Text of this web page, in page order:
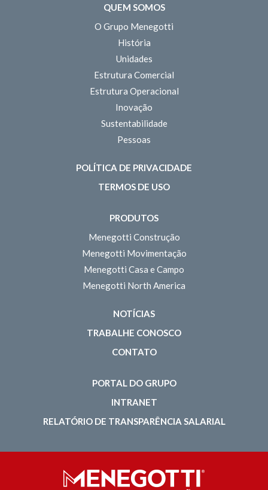
QUEM SOMOS
O Grupo Menegotti
História
Unidades
Estrutura Comercial
Estrutura Operacional
Inovação
Sustentabilidade
Pessoas
POLÍTICA DE PRIVACIDADE
TERMOS DE USO
PRODUTOS
Menegotti Construção
Menegotti Movimentação
Menegotti Casa e Campo
Menegotti North America
NOTÍCIAS
TRABALHE CONOSCO
CONTATO
PORTAL DO GRUPO
INTRANET
RELATÓRIO DE TRANSPARÊNCIA SALARIAL